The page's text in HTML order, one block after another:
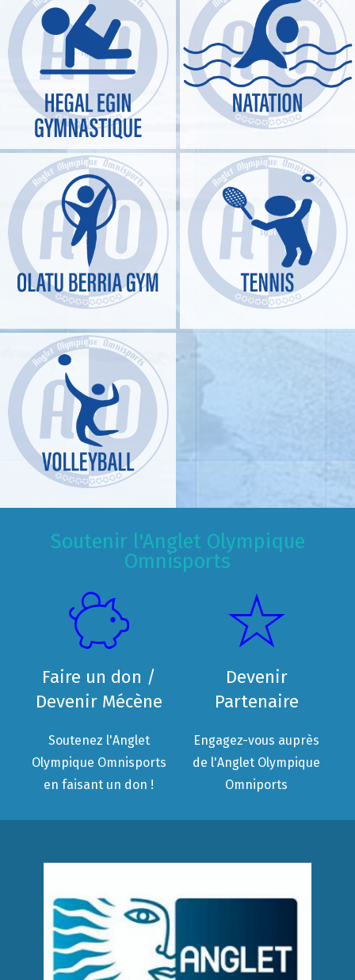
Soutenir l'Anglet Olympique
Omnisports
Faire un don /
Devenir Mécène
Soutenez l'Anglet
Olympique Omnisports
en faisant un don !
Devenir
Partenaire
Engagez-vous auprès
de l'Anglet Olympique
Omniports